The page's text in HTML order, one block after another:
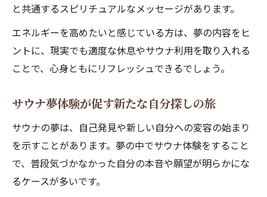
と共通するスピリチュアルなメッセージがあります。
エネルギーを高めたいと感じている方は、夢の内容をヒ
ントに、現実でも適度な休息やサウナ利用を取り入れる
ことで、心身ともにリフレッシュできるでしょう。
サウナ夢体験が促す新たな自分探しの旅
サウナの夢は、自己発見や新しい自分への変容の始まり
を示すことがあります。夢の中でサウナ体験をすること
で、普段気づかなかった自分の本音や願望が明らかにな
るケースが多いです。